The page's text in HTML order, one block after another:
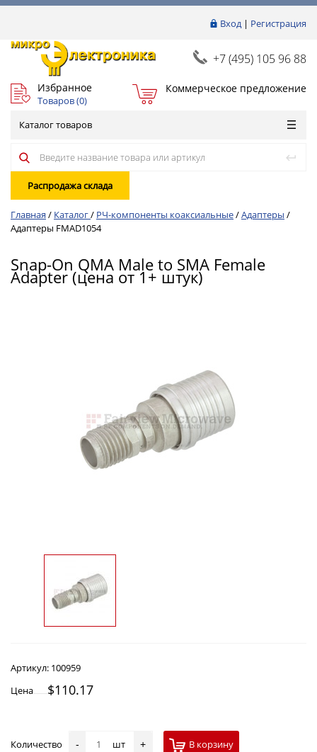
Вход| Регистрация
+7 (495) 105 96 88
Избранное
Товаров (0)
Коммерческое предложение
Каталог товаров
Распродажа склада
Главная / Каталог/ РЧ-компоненты коаксиальные/Адаптеры /
Адаптеры FMAD1054
Snap-On QMA Male to SMA Female
Adapter (цена от 1+ штук)
Артикул: 100959
Цена
$110.17
Количество - шт + В корзину